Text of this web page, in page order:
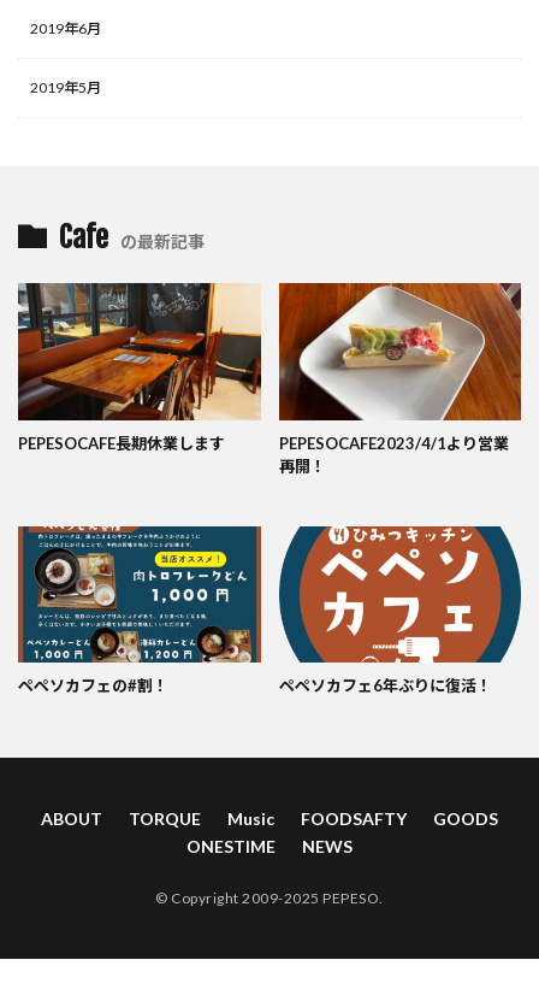
2019年6月
2019年5月
Cafe の最新記事
PEPESOCAFE長期休業します
PEPESOCAFE2023/4/1より営業
再開！
ペペソカフェの#割！ ペペソカフェ6年ぶりに復活！
ABOUT TORQUE Music FOODSAFTY
GOODS
ONESTIME
NEWS
© Copyright 2009-2025 PEPESO.